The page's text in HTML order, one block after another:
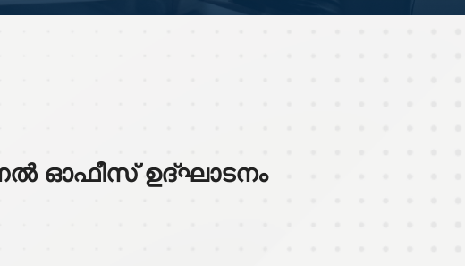
ഓഫീസ് ഉദ്ഘാടനം